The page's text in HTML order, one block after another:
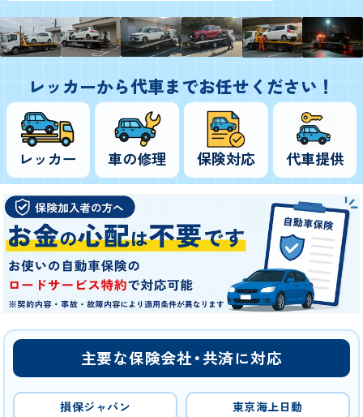
レッカーから代車までお任せください！
レッカー 車の修理 保険対応 代車提供
主要な保険会社・共済に対応
損保ジャパン 東京海上日動